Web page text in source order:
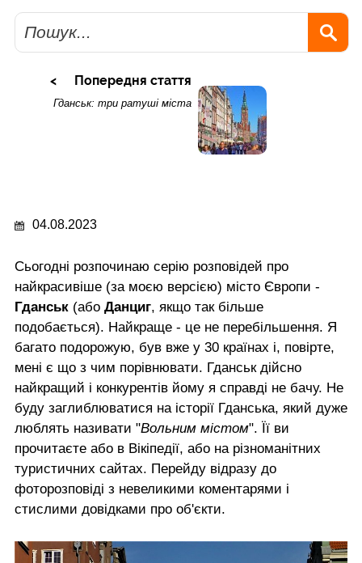
Пошук
Попередня стаття
Гданськ: три ратуші міста
04.08.2023
Сьогодні розпочинаю серію розповідей про
найкрасивіше (за моєю версією) місто Європи -
Гданськ (або Данциг, якщо так більше
подобається). Найкраще - це не перебільшення. Я
багато подорожую, був вже у 30 країнах і, повірте,
мені є що з чим порівнювати. Гданськ дійсно
найкращий і конкурентів йому я справді не бачу. Не
буду заглиблюватися на історії Гданська, який дуже
люблять називати "Вольним містом". Її ви
прочитаєте або в Вікіпедії, або на різноманітних
туристичних сайтах. Перейду відразу до
фоторозповіді з невеликими коментарями і
стислими довідками про об'єкти.